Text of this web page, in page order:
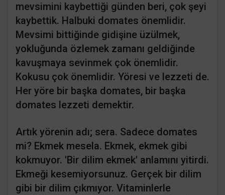
mevsimini kaybettiği günden beri, çok şeyi
kaybettik. Halbuki domates önemlidir.
Mevsimi bittiğinde gidişine üzülmek,
yokluğunda özlemek zamanı geldiğinde
kavuşmaya sevinmek çok önemlidir.
Kokusu çok önemlidir. Yöresi ve lezzeti de.
Her yöre bir başka domates, bir başka
domates lezzeti demektir.
Artık yörenin adı; sera. Sadece domates
mi? Ekmek mesela. Ekmek, ekmek gibi
kokmuyor. 'Bir dilim ekmek' anlamını yitirdi.
Ekmeği kesemiyorsunuz. Gerçek bir dilim
gibi bir dilim çıkmıyor. Vitaminlerle